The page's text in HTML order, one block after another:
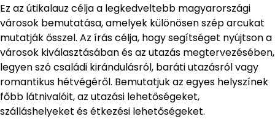
Ez az útikalauz célja a legkedveltebb magyarországi
városok bemutatása, amelyek különösen szép arcukat
mutatják ősszel. Az írás célja, hogy segítséget nyújtson a
városok kiválasztásában és az utazás megtervezésében,
legyen szó családi kirándulásról, baráti utazásról vagy
romantikus hétvégéről. Bemutatjuk az egyes helyszínek
főbb látnivalóit, az utazási lehetőségeket,
szálláshelyeket és étkezési lehetőségeket.